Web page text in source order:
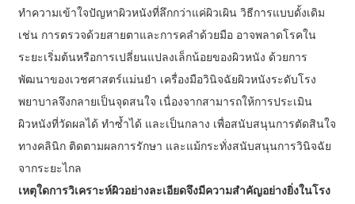
ทำความเข้าใจปัญหาผิวหนังที่ลึกกว่าแค่ผิวเผิน วิธีการแบบดั้งเดิม
เช่น การตรวจด้วยสายตาและการคลำด้วยมือ อาจพลาดโรคใน
ระยะเริ่มต้นหรือการเปลี่ยนแปลงเล็กน้อยของผิวหนัง ด้วยการ
พัฒนาของเวชศาสตร์แม่นยำ เครื่องมือวินิจฉัยผิวหนังระดับโรง
พยาบาลจึงกลายเป็นจุดสนใจ เนื่องจากสามารถให้การประเมิน
ผิวหนังที่วัดผลได้ ทำซ้ำได้ และเป็นกลาง เพื่อสนับสนุนการตัดสินใจ
ทางคลินิก ติดตามผลการรักษา และแม้กระทั่งสนับสนุนการวินิจฉัย
จากระยะไกล
เหตุใดการวิเคราะห์ผิวอย่างละเอียดจึงมีความสำคัญอย่างยิ่งในโรง